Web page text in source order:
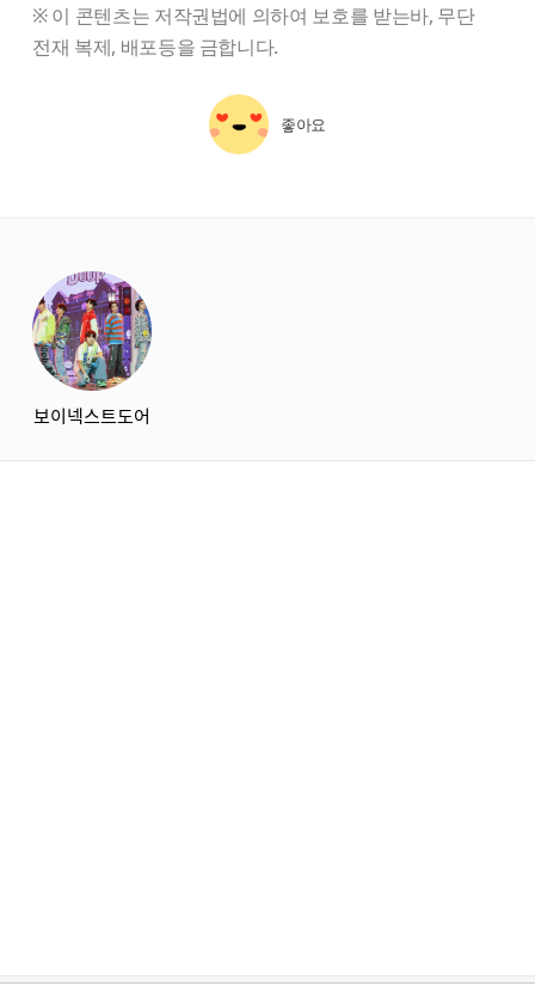
※ 이 콘텐츠는 저작권법에 의하여 보호를 받는바, 무단
전재 복제, 배포등을 금합니다.
좋아요
보이넥스트도어